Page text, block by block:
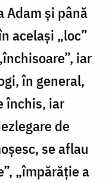
Adam și până
același „loc”
iar
în general,
închis, iar
de
se aflau
„împărăție a